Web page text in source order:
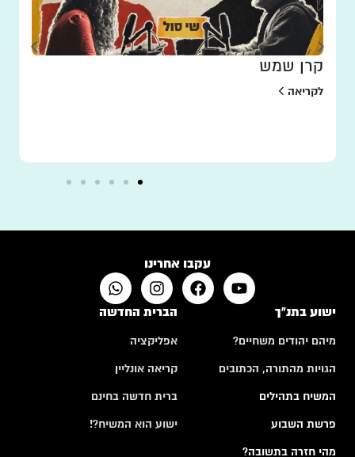
קרן שמש
לקריאה
עקבו אחרינו
ישוע בתנ"ך
מיהם יהודים משחיים?
הגויות מהתורה, הכתובים
המשיח בתהילים
פרשת השבוע
מהי חזרה בתשובה?
הברית החדשה
אפליקציה
קריאה אונליין
ברית חדשה בחינם
ישוע הוא המשיח?!